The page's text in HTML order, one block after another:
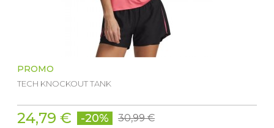
PROMO
TECH KNOCKOUT TANK
24,79 € -20% 30,99 €